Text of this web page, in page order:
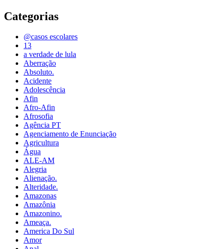
Categorias
@casos escolares
13
a verdade de lula
Aberração
Absoluto.
Acidente
Adolescência
Afin
Afro-Afin
Afrosofia
Agência PT
Agenciamento de Enunciação
Agricultura
Água
ALE-AM
Alegria
Alienação.
Alteridade.
Amazonas
Amazônia
Amazonino.
Ameaça.
America Do Sul
Amor